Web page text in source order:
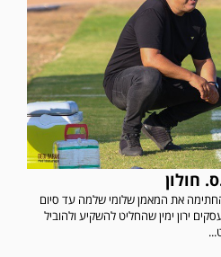
חולון
את המאמן שלומי שלמה עד סיום
ירון ימין שהחליט להשקיע ולהוביל